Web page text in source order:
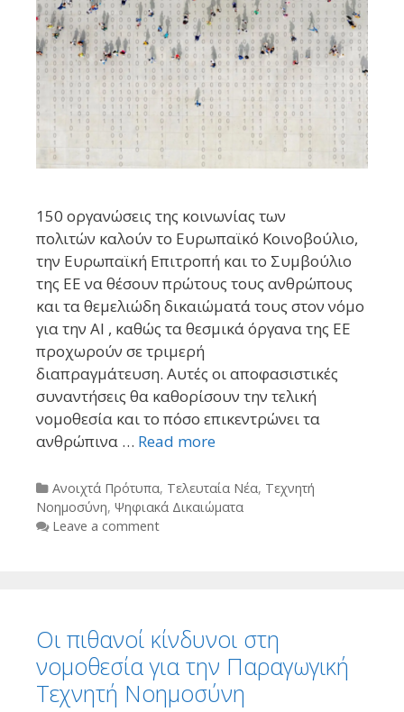
150 οργανώσεις της κοινωνίας των
πολιτών καλούν το Ευρωπαϊκό Κοινοβούλιο,
την Ευρωπαϊκή Επιτροπή και το Συμβούλιο
της ΕΕ να θέσουν πρώτους τους ανθρώπους
και τα θεμελιώδη δικαιώματά τους στον νόμο
για την AI , καθώς τα θεσμικά όργανα της ΕΕ
προχωρούν σε τριμερή
διαπραγμάτευση. Αυτές οι αποφασιστικές
συναντήσεις θα καθορίσουν την τελική
νομοθεσία και το πόσο επικεντρώνει τα
ανθρώπινα … Read more
Categories
Ανοιχτά Πρότυπα, Τελευταία Νέα, Τεχνητή
Νοημοσύνη, Ψηφιακά Δικαιώματα
Leave a comment
Οι πιθανοί κίνδυνοι στη
νομοθεσία για την Παραγωγική
Τεχνητή Νοημοσύνη